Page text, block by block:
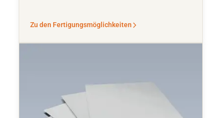
Zu den Fertigungsmöglichkeiten